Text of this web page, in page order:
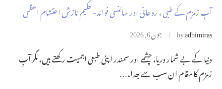
آبِ زمزم کے طبی ، روحانی اور سائنسی فوائد- حکیم نازش احتشام اعظمی
byadbimiras جون 6, 2026
دنیا کے بے شمار دریا، چشمے اور سمندر اپنی طبعی اہمیت رکھتے ہیں، مگر آبِ
زمزم کا مقام ان سب سے جدا،…